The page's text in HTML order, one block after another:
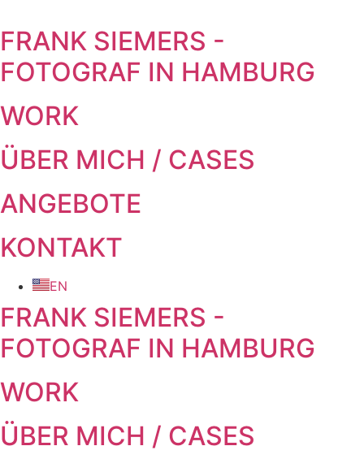
FRANK SIEMERS -
FOTOGRAF IN HAMBURG
WORK
ÜBER MICH / CASES
ANGEBOTE
KONTAKT
EN
FRANK SIEMERS -
FOTOGRAF IN HAMBURG
WORK
ÜBER MICH / CASES